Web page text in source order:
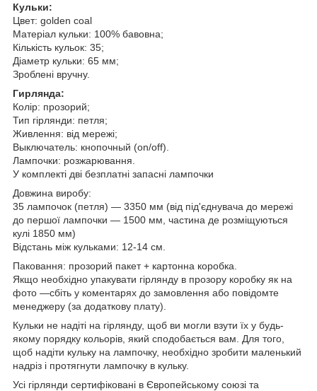
Кульки:
Цвет: golden coal
Матеріал кульки: 100% бавовна;
Кількість кульок: 35;
Діаметр кульки: 65 мм;
Зроблені вручну.
Гирлянда:
Колір: прозорий;
Тип гірлянди: петля;
Живлення: від мережі;
Выключатель: кнопочный (on/off).
Лампочки: розжарювання.
У комплекті дві безплатні запасні лампочки
Довжина виробу:
35 лампочок (петля) — 3350 мм (від під'єднувача до мережі
до першої лампочки — 1500 мм, частина де розміщуються
кулі 1850 мм)
Відстань між кульками: 12-14 см.
Паковання: прозорий пакет + картонна коробка.
Якщо необхідно упакувати гірлянду в прозору коробку як на
фото —сбіть у коментарях до замовлення або повідомте
менеджеру (за додаткову плату).
Кульки не надіті на гірлянду, щоб ви могли взути їх у будь-
якому порядку кольорів, який сподобається вам. Для того,
щоб надіти кульку на лампочку, необхідно зробити маленький
надріз і протягнути лампочку в кульку.
Усі гірлянди сертифіковані в Європейському союзі та